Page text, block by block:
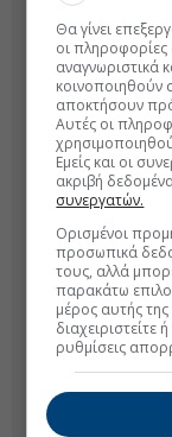
Θα γίνει
οι
αναγνωριστικά
κοινοποιηθούν
αποκτήσουν
Αυτές οι
Εμείς και οι
ακριβή
συνεργατών.
Ορισμένοι
προσωπικά
τους, αλλά
παρακάτω
μέρος αυτής
διαχειριστείτε
ρυθμίσεις